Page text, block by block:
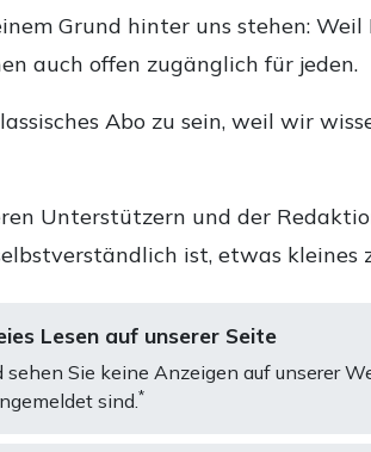
Grund hinter uns stehen:
auch offen zugänglich für jeden.
Abo zu sein, weil wir
Unterstützern und der
ist, etwas kleines
Lesen auf unserer Seite
sehen Sie keine Anzeigen auf unserer
sind. *